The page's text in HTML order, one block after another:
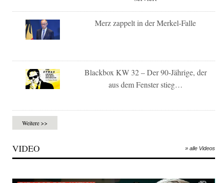
Merz zappelt in der Merkel-Falle
Blackbox KW 32 – Der 90-Jährige, der
aus dem Fenster stieg…
Weitere >>
VIDEO » alle Videos